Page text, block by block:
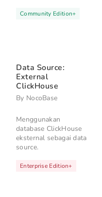
Community Edition+
Data Source:
External
ClickHouse
By NocoBase
Menggunakan
database ClickHouse
eksternal sebagai data
source.
Enterprise Edition+